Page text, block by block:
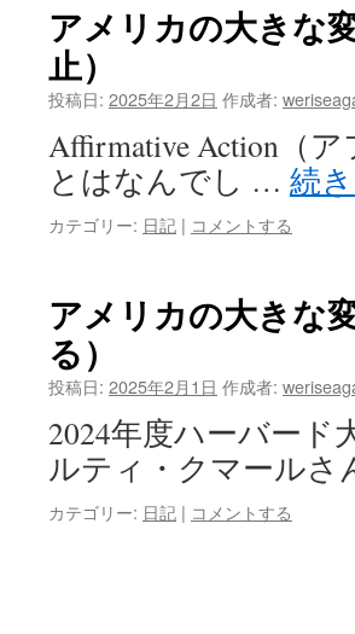
アメリカの大き
止）
投稿日: 2025年2月2日 作成者:
Affirmative Action（
とはなんでし … 続
カテゴリー: 日記 | コメントする
アメリカの大きな
る）
投稿日: 2025年2月1日 作成者:
2024年度ハーバード
ルティ・クマール
カテゴリー: 日記 | コメントする